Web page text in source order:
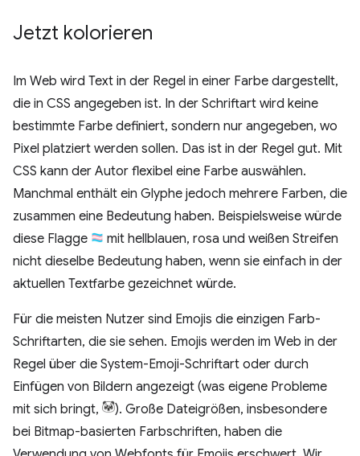
Jetzt kolorieren
Im Web wird Text in der Regel in einer Farbe dargestellt,
die in CSS angegeben ist. In der Schriftart wird keine
bestimmte Farbe definiert, sondern nur angegeben, wo
Pixel platziert werden sollen. Das ist in der Regel gut. Mit
CSS kann der Autor flexibel eine Farbe auswählen.
Manchmal enthält ein Glyphe jedoch mehrere Farben, die
zusammen eine Bedeutung haben. Beispielsweise würde
diese Flagge
mit hellblauen, rosa und weißen Streifen
nicht dieselbe Bedeutung haben, wenn sie einfach in der
aktuellen Textfarbe gezeichnet würde.
Für die meisten Nutzer sind Emojis die einzigen Farb-
Schriftarten, die sie sehen. Emojis werden im Web in der
Regel über die System-Emoji-Schriftart oder durch
Einfügen von Bildern angezeigt (was eigene Probleme
mit sich bringt,
). Große Dateigrößen, insbesondere
bei Bitmap-basierten Farbschriften, haben die